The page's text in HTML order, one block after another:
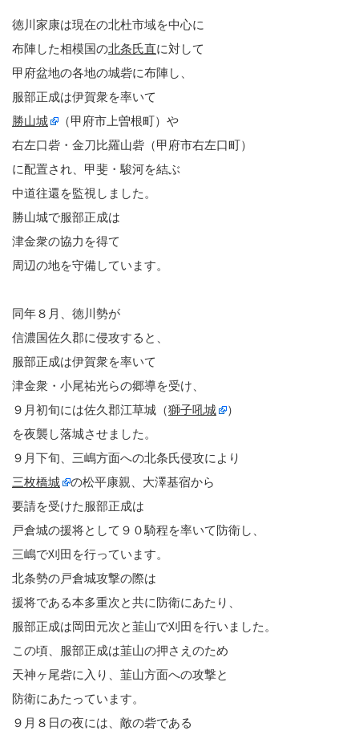
徳川家康は現在の北杜市域を中心に
布陣した相模国の北条氏直に対して
甲府盆地の各地の城砦に布陣し、
服部正成は伊賀衆を率いて
勝山城
（甲府市上曽根町）や
右左口砦・金刀比羅山砦（甲府市右左口町）
に配置され、甲斐・駿河を結ぶ
中道往還を監視しました。
勝山城で服部正成は
津金衆の協力を得て
周辺の地を守備しています。
同年８月、徳川勢が
信濃国佐久郡に侵攻すると、
服部正成は伊賀衆を率いて
津金衆・小尾祐光らの郷導を受け、
９月初旬には佐久郡江草城（獅子吼城
）
を夜襲し落城させました。
９月下旬、三嶋方面への北条氏侵攻により
三枚橋城
の松平康親、大澤基宿から
要請を受けた服部正成は
戸倉城の援将として９０騎程を率いて防衛し、
三嶋で刈田を行っています。
北条勢の戸倉城攻撃の際は
援将である本多重次と共に防衛にあたり、
服部正成は岡田元次と韮山で刈田を行いました。
この頃、服部正成は韮山の押さえのため
天神ヶ尾砦に入り、韮山方面への攻撃と
防衛にあたっています。
９月８日の夜には、敵の砦である